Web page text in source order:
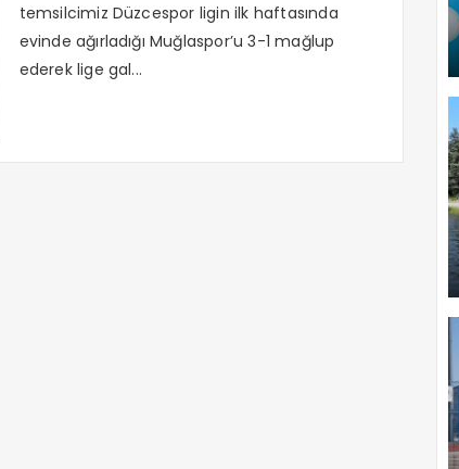
temsilcimiz Düzcespor ligin ilk haftasında
evinde ağırladığı Muğlaspor’u 3-1 mağlup
ederek lige gal...